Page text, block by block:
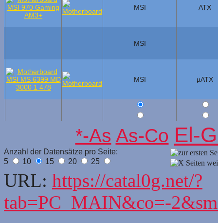
MSI ATX
MSI
MSI µATX
*-As As-Co El-
Anzahl der Datensätze pro Seite:
5
10 15 20 25
URL: https://catal0g.net/?
tab=PC_MAIN&co=-